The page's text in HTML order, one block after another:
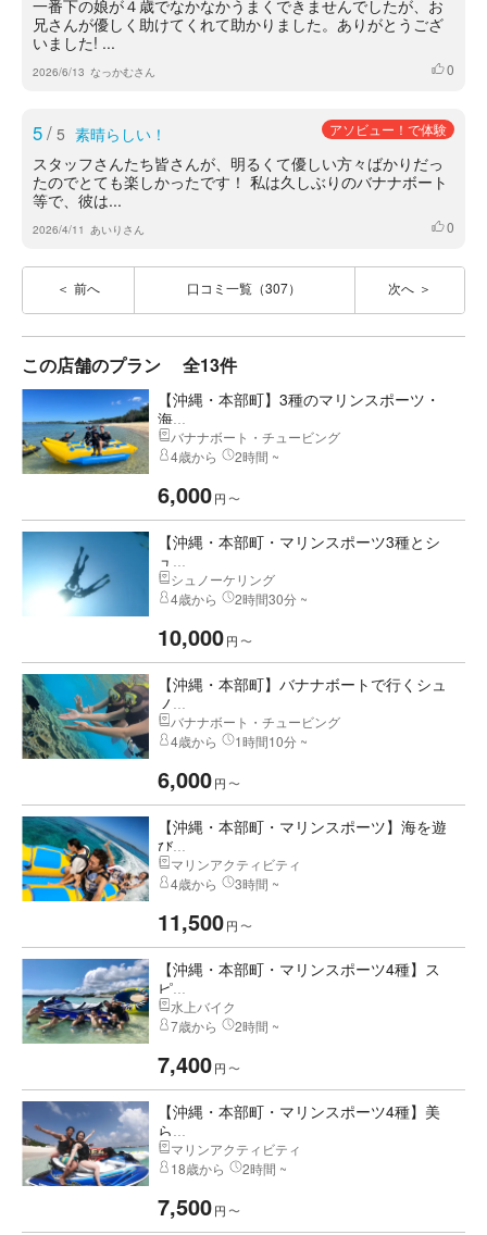
一番下の娘が４歳でなかなかうまくできませんでしたが、お
兄さんが優しく助けてくれて助かりました。ありがとうござ
いました! ...
2026/6/13 なっかむさん いいね
0
5/ 5 素晴らしい！ アソビュー！で体験
スタッフさんたち皆さんが、明るくて優しい方々ばかりだっ
たのでとても楽しかったです！ 私は久しぶりのバナナボート
等で、彼は...
2026/4/11 あいりさん いいね
0
前へ 口コミ一覧（307） 次へ
この店舗のプラン 全13件
【沖縄・本部町】3種のマリンスポーツ・
海...
バナナボート・チュービング
4歳から
2時間 ~
6,000円 〜
【沖縄・本部町・マリンスポーツ3種とシ
ュ...
シュノーケリング
4歳から
2時間30分 ~
10,000円 〜
【沖縄・本部町】バナナボートで行くシュ
ノ...
バナナボート・チュービング
4歳から
1時間10分 ~
6,000円 〜
【沖縄・本部町・マリンスポーツ】海を遊
び...
マリンアクティビティ
4歳から
3時間 ~
11,500円 〜
【沖縄・本部町・マリンスポーツ4種】ス
ピ...
水上バイク
7歳から
2時間 ~
7,400円 〜
【沖縄・本部町・マリンスポーツ4種】美
ら...
マリンアクティビティ
18歳から
2時間 ~
7,500円 〜